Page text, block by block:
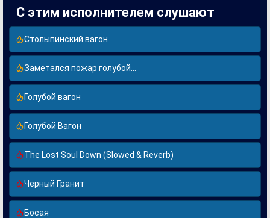
С этим исполнителем слушают
Столыпинский вагон
Заметался пожар голубой...
Голубой вагон
Голубой Вагон
The Lost Soul Down (Slowed & Reverb)
Черный Гранит
Босая